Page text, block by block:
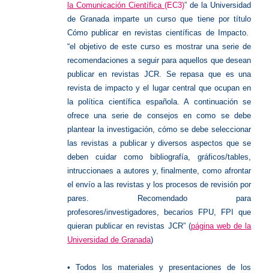
la Comunicación Científica(EC3)”de la Universidad
de Granada imparte un curso que tiene por título
Cómo publicar en revistas científicas de Impacto.
“el objetivo de este curso es mostrar una serie de
recomendaciones a seguir para aquellos que desean
publicar en revistas JCR. Se repasa que es una
revista de impacto y el lugar central que ocupan en
la política científica española. A continuación se
ofrece una serie de consejos en como se debe
plantear la investigación, cómo se debe seleccionar
las revistas a publicar y diversos aspectos que se
deben cuidar como bibliografía, gráficos/tables,
intruccionaes a autores y, finalmente, como afrontar
el envío a las revistas y los procesos de revisión por
pares. Recomendado para
profesores/investigadores, becarios FPU, FPI que
quieran publicar en revistas JCR” (página web de la
Universidad de Granada)
• Todos los materiales y presentaciones de los